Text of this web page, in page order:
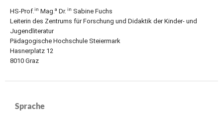
HS-Prof. in Mag. a Dr. in Sabine Fuchs
Leiterin des Zentrums für Forschung und Didaktik der Kinder- und
Jugendliteratur
Pädagogische Hochschule Steiermark
Hasnerplatz 12
8010 Graz
Sprache